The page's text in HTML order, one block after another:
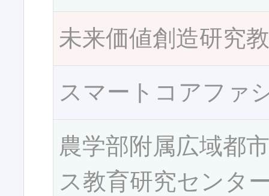
未来価値創造研究
スマートコアファ
農学部附属広域都
ス教育研究センタ